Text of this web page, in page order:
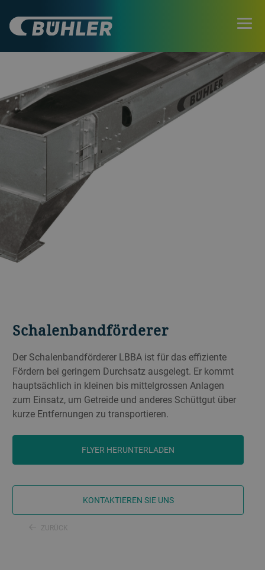
Schalenbandförderer
Der Schalenbandförderer LBBA ist für das effiziente
Fördern bei geringem Durchsatz ausgelegt. Er kommt
hauptsächlich in kleinen bis mittelgrossen Anlagen
zum Einsatz, um Getreide und anderes Schüttgut über
kurze Entfernungen zu transportieren.
FLYER HERUNTERLADEN
KONTAKTIEREN SIE UNS
ZURÜCK